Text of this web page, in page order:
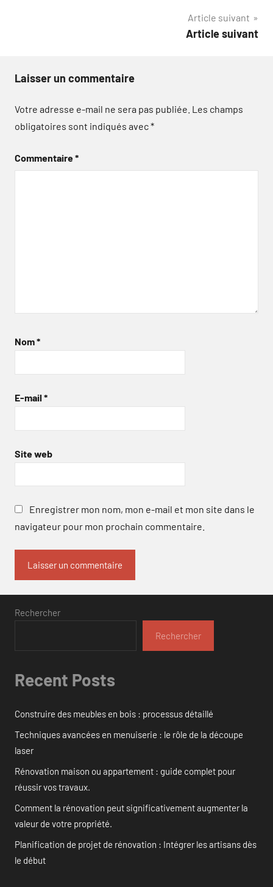
Article suivant
Article suivant
Laisser un commentaire
Votre adresse e-mail ne sera pas publiée. Les champs
obligatoires sont indiqués avec*
Commentaire*
Nom*
E-mail *
Site web
Enregistrer mon nom, mon e-mail et mon site dans le
navigateur pour mon prochain commentaire.
Rechercher
Rechercher
Recent Posts
Construire des meubles en bois : processus détaillé
Techniques avancées en menuiserie : le rôle de la découpe
laser
Rénovation maison ou appartement : guide complet pour
réussir vos travaux.
Comment la rénovation peut significativement augmenter la
valeur de votre propriété.
Planification de projet de rénovation : Intégrer les artisans dès
le début